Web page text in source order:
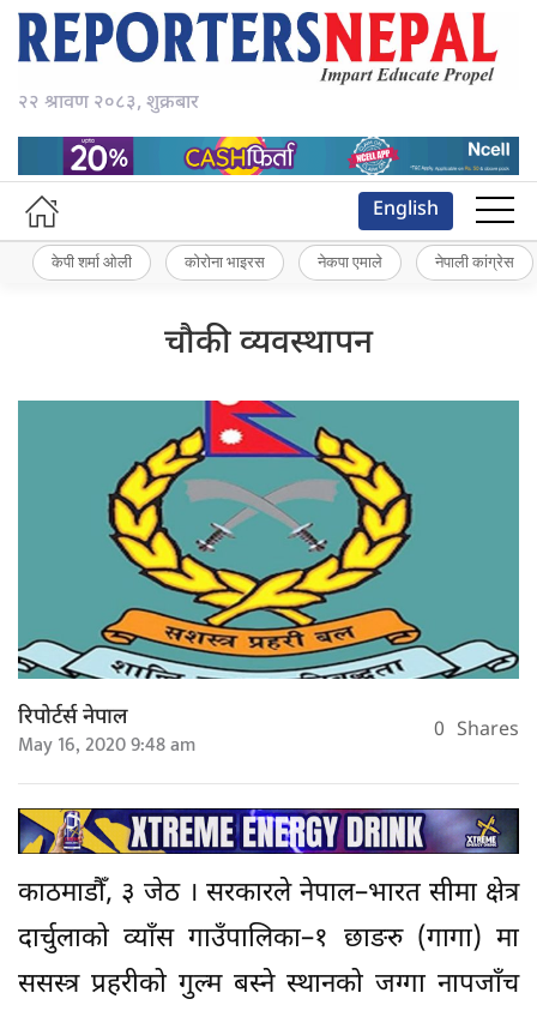
२२ श्रावण २०८३, शुक्रबार
English
केपी शर्मा ओली कोरोना भाइरस नेकपा एमाले नेपाली कांग्रेस
चौकी व्यवस्थापन
रिपोर्टर्स नेपाल
May 16, 2020 9:48 am 0 Shares
काठमाडौँ, ३ जेठ । सरकारले नेपाल–भारत सीमा क्षेत्र
दार्चुलाको व्याँस गाउँपालिका–१ छाङरु (गागा) मा
ससस्त्र प्रहरीको गुल्म बस्ने स्थानको जग्गा नापजाँच